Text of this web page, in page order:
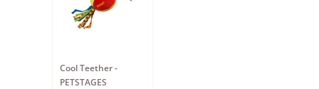
Cool Teether -
PETSTAGES